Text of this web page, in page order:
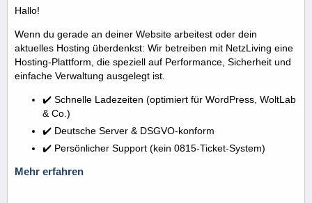
Hallo!
Wenn du gerade an deiner Website arbeitest oder dein
aktuelles Hosting überdenkst: Wir betreiben mit NetzLiving eine
Hosting-Plattform, die speziell auf Performance, Sicherheit und
einfache Verwaltung ausgelegt ist.
✔️ Schnelle Ladezeiten (optimiert für WordPress, WoltLab
& Co.)
✔️ Deutsche Server & DSGVO-konform
✔️ Persönlicher Support (kein 0815-Ticket-System)
Mehr erfahren